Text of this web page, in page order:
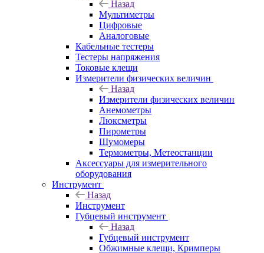
Назад
Мультиметры
Цифровые
Аналоговые
Кабельные тестеры
Тестеры напряжения
Токовые клещи
Измерители физических величин
Назад
Измерители физических величин
Анемометры
Люксметры
Пирометры
Шумомеры
Термометры, Метеостанции
Аксессуары для измерительного
оборудования
Инструмент
Назад
Инструмент
Губцевый инструмент
Назад
Губцевый инструмент
Обжимные клещи, Кримперы